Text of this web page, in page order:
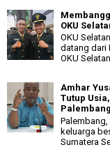
OKU
OKU
datang dari
OKU
Amhar
Tutup
Palembang
keluarga
Sumatera